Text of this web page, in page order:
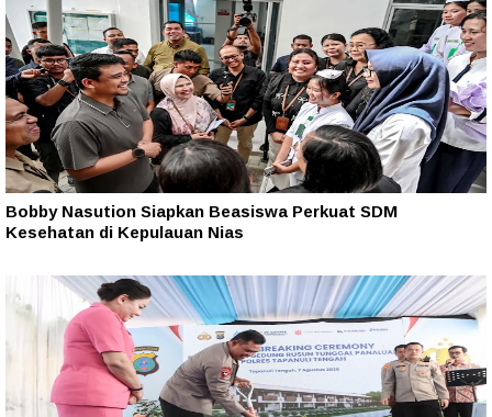
Bobby Nasution Siapkan Beasiswa Perkuat SDM
Kesehatan di Kepulauan Nias